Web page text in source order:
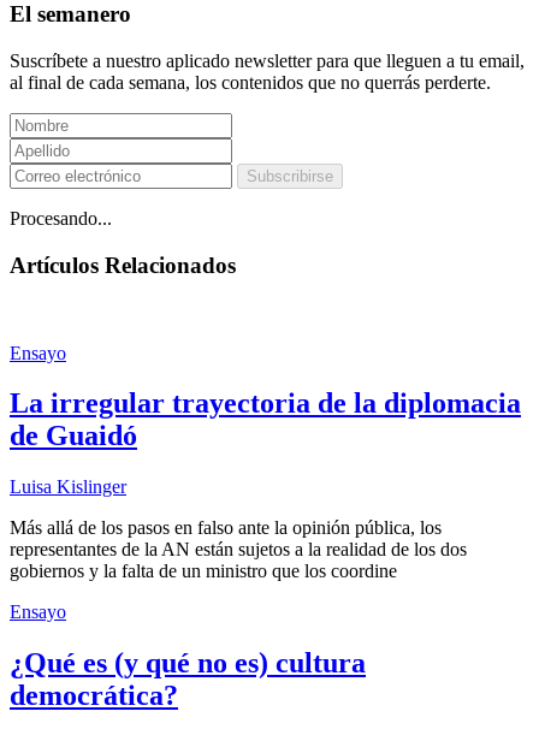
El semanero
Suscríbete a nuestro aplicado newsletter para que lleguen a tu email,
al final de cada semana, los contenidos que no querrás perderte.
Subscribirse
Procesando...
Artículos Relacionados
Ensayo
La irregular trayectoria de la diplomacia
de Guaidó
Luisa Kislinger
Más allá de los pasos en falso ante la opinión pública, los
representantes de la AN están sujetos a la realidad de los dos
gobiernos y la falta de un ministro que los coordine
Ensayo
¿Qué es (y qué no es) cultura
democrática?